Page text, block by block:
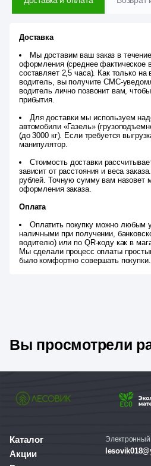
Доставка
Мы доставим ваш заказ в
оформления (среднее фактическое
составляет 2,5 часа). Как только на
водитель, вы получите СМС-
водитель лично позвонит вам,
прибытия.
Для доставки мы используем
автомобили «Газель»
(до 3000 кг). Если требуется
манипулятор.
Стоимость доставки
зависит от расстояния и веса
рублей. Точную сумму вам назовет
оформления заказа.
Оплата
Оплатить покупку можно любым
наличными при получении,
водителю) или по QR-коду как в
Мы сделали процесс оплаты
было комфортно совершать покупки.
Вы просмотрели
Каталог
Акции
Электронный